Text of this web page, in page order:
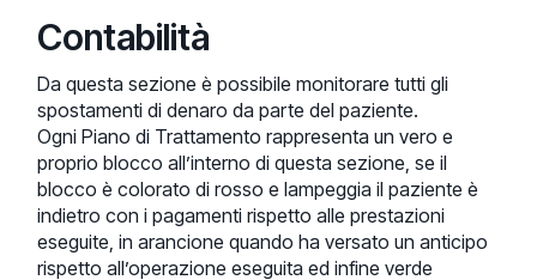
Contabilità
Da questa sezione è possibile monitorare tutti gli
spostamenti di denaro da parte del paziente.
Ogni Piano di Trattamento rappresenta un vero e
proprio blocco all’interno di questa sezione, se il
blocco è colorato di rosso e lampeggia il paziente è
indietro con i pagamenti rispetto alle prestazioni
eseguite, in arancione quando ha versato un anticipo
rispetto all’operazione eseguita ed infine verde